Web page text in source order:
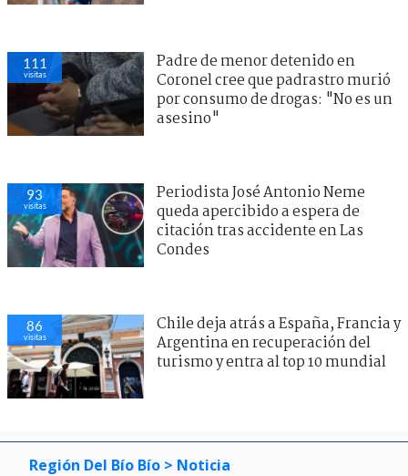
111
visitas
Padre de menor detenido en
Coronel cree que padrastro murió
por consumo de drogas: "No es un
asesino"
93
visitas
Periodista José Antonio Neme
queda apercibido a espera de
citación tras accidente en Las
Condes
86
visitas
Chile deja atrás a España, Francia y
Argentina en recuperación del
turismo y entra al top 10 mundial
Región Del Bío Bío > Noticia